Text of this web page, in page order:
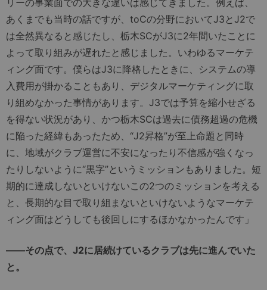
リーの事業面での大きな違いは感じてきました。例えば、
あくまでも当時の話ですが、toCの分野においてJ3とJ2で
は全然異なると感じたし、栃木SCがJ3に2年間いたことに
よって取り組みが遅れたと感じました。いわゆるマーケテ
ィング面です。僕らはJ3に降格したときに、システムの導
入費用が掛かることもあり、デジタルマーケティングに取
り組めなかった事情があります。J3では予算を縮小せざる
を得ない状況があり、かつ栃木SCは過去に債務超過の危機
に陥った経緯もあったため、“J2昇格”が至上命題と同時
に、地域がクラブ運営に不安になったり不信感が強くなっ
たりしないように“黒字”というミッションもありました。短
期的に達成しないといけないこの2つのミッションを考える
と、長期的な目で取り組まないといけないようなマーケテ
ィング面はどうしても後回しにするほかなかったんです」
――その点で、J2に居続けているクラブは先に進んでいた
と。